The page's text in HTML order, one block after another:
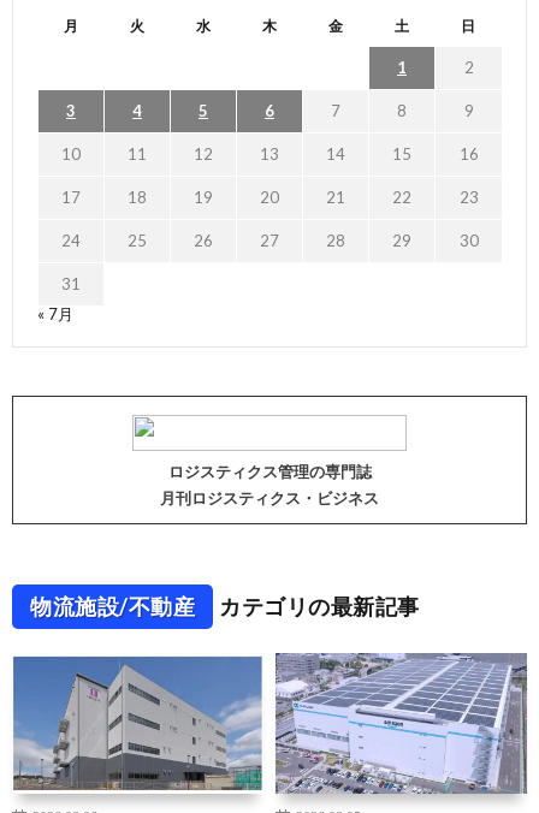
月 火 水 木 金 土 日
1 2
3 4 5 6 7 8 9
10 11 12 13 14 15 16
17 18 19 20 21 22 23
24 25 26 27 28 29 30
31
« 7月
ロジスティクス管理の専門誌
月刊ロジスティクス・ビジネス
物流施設/不動産 カテゴリの最新記事